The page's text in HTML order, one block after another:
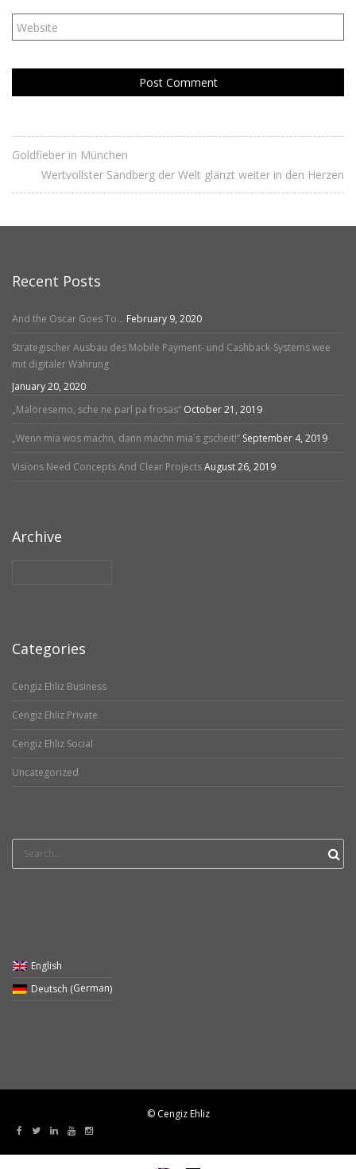
Goldfieber in München
Wertvollster Sandberg der Welt glänzt weiter in den Herzen
Recent Posts
And the Oscar Goes To… February 9, 2020
Strategischer Ausbau des Mobile Payment- und Cashback-Systems wee
mit digitaler Währung
January 20, 2020
„Malöresemo, sche ne parl pa frosäs“ October 21, 2019
„Wenn mia wos machn, dann machn mia´s gscheit!“ September 4, 2019
Visions Need Concepts And Clear ProjectsAugust 26, 2019
Archive
Categories
Cengiz Ehliz Business
Cengiz Ehliz Private
Cengiz Ehliz Social
Uncategorized
Search
for:
English
Deutsch (German)
© Cengiz Ehliz